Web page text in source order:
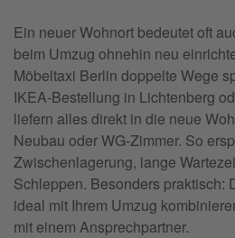
Ein neuer Wohnort bedeutet oft
beim Umzug ohnehin neu
Möbeltaxi Berlin doppelte Wege
IKEA-Bestellung in Lichtenberg
liefern alles direkt in die neue
Neubau oder WG-Zimmer. So
Zwischenlagerung, lange
Schleppen. Besonders praktisch:
ideal mit Ihrem Umzug
mit einem Ansprechpartner.